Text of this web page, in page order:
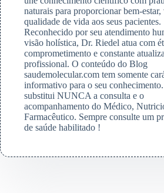
naturais para proporcionar bem-
qualidade de vida aos seus pacientes.
Reconhecido por seu atendimento
visão holística, Dr. Riedel atua com
comprometimento e constante
profissional. O conteúdo do Blog
saudemolecular.com tem somente
informativo para o seu
substitui NUNCA a consulta e o
acompanhamento do Médico,
Farmacêutico. Sempre consulte um
de saúde habilitado !